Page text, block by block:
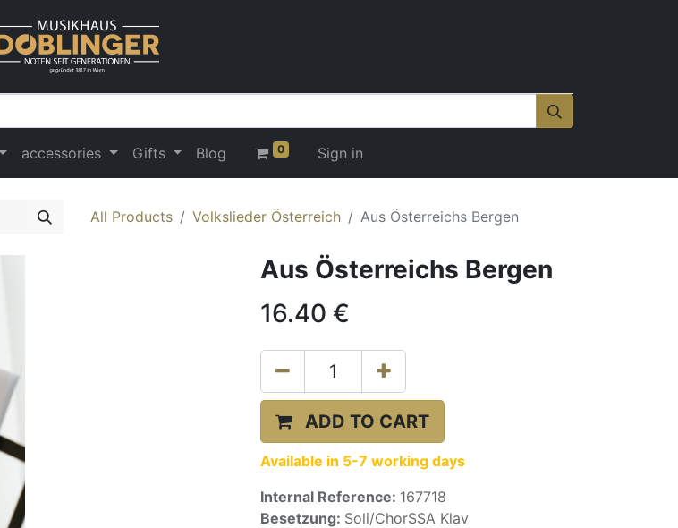
accessories Gifts Blog 0 Sign in
All Products Volkslieder Österreich Aus Österreichs Bergen
Aus Österreichs Bergen
16.40 €
ADD TO CART
Available in 5-7 working days
Internal Reference: 167718
Besetzung: Soli/ChorSSA Klav